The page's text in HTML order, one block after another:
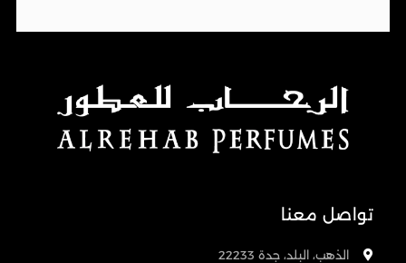
تواصل معنا
الذهب، البلد، جدة 22233